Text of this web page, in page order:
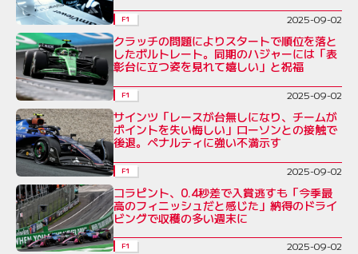
F1 2025-09-02
クラッチの問題によりスタートで順位を落と
したボルトレート。同期のハジャーには「表
彰台に立つ姿を見れて嬉しい」と祝福
F1 2025-09-02
サインツ「レースが台無しになり、チームが
ポイントを失い悔しい」ローソンとの接触で
後退。ペナルティに強い不満示す
F1 2025-09-02
コラピント、0.4秒差で入賞逃すも「今季最
高のフィニッシュだと感じた」納得のドライ
ビングで収穫の多い週末に
F1 2025-09-02